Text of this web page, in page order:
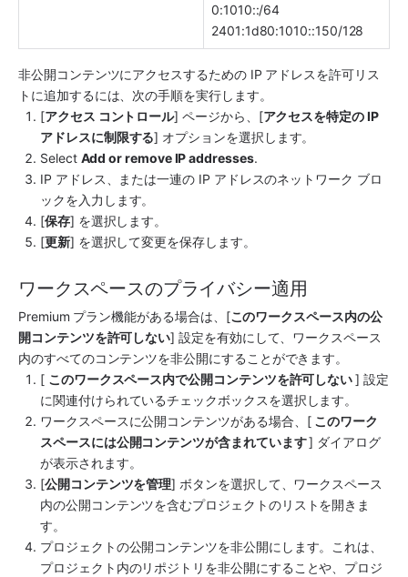
0:1010::/64
2401:1d80:1010::150/128
非公開コンテンツにアクセスするための IP アドレスを許可リス
トに追加するには、次の手順を実行します。
[アクセス コントロール] ページから、[アクセスを特定の IP
アドレスに制限する] オプションを選択します。
Select Add or remove IP addresses.
IP アドレス、または一連の IP アドレスのネットワーク ブロ
ックを入力します。
[保存] を選択します。
[更新] を選択して変更を保存します。
ワークスペースのプライバシー適用
Premium プラン機能がある場合は、[このワークスペース内の公
開コンテンツを許可しない] 設定を有効にして、ワークスペース
内のすべてのコンテンツを非公開にすることができます。
[ このワークスペース内で公開コンテンツを許可しない ] 設定
に関連付けられているチェックボックスを選択します。
ワークスペースに公開コンテンツがある場合、[ このワーク
スペースには公開コンテンツが含まれています ] ダイアログ
が表示されます。
[公開コンテンツを管理] ボタンを選択して、ワークスペース
内の公開コンテンツを含むプロジェクトのリストを開きま
す。
プロジェクトの公開コンテンツを非公開にします。これは、
プロジェクト内のリポジトリを非公開にすることや、プロジ